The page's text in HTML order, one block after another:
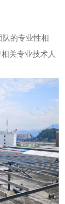
的专业性相
关专业技术人